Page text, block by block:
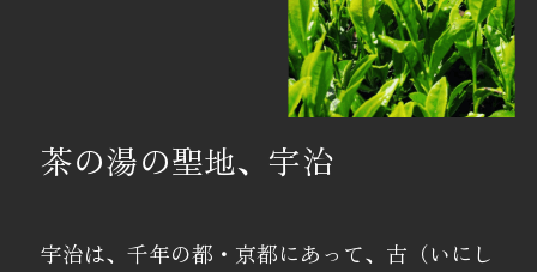
茶の湯の聖地、宇治
宇治は、千年の都・京都にあって、古（いにし